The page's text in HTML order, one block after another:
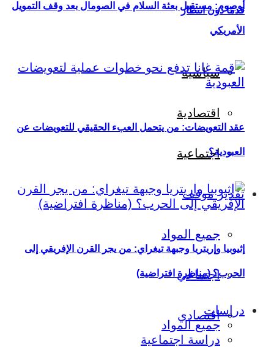
قدمًا دون انتظار
سياسية
اقتصادية
اجتماعية
تقدير موقف
جميع المواد
اجتماعي
اقتصادي
أوصوم: مستقبل بعثة السلام في الصومال بعد وقف التمويل
الأمريكي
عقد التعويضات: من يتحمل العبء الحقيقي للتعويضات عن
العبودية؟
إثيوبيا وإريتريا وجبهة تيغراي: من يجر القرن الإفريقي إلى
الحرب؟ (مناظرة افتراضية)
دراسات
جميع المواد
دراسة اجتماعية